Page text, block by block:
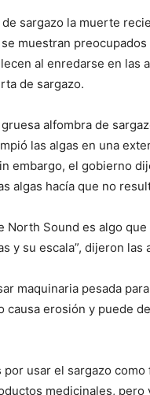
sargazo la muerte
muestran
al enredarse en las
de sargazo.
gruesa alfombra de
las algas en una
embargo, el gobierno
algas hacía que no
North Sound es algo
y su escala”, dijeron las
maquinaria pesada
causa erosión y puede
usar el sargazo
medicinales,